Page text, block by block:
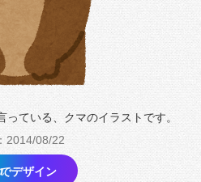
ている、クマのイラストです。
2014/08/22
でデザイン